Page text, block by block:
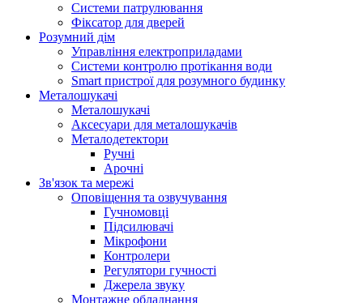
Системи патрулювання
Фіксатор для дверей
Розумний дім
Управління електроприладами
Системи контролю протікання води
Smart пристрої для розумного будинку
Металошукачі
Металошукачі
Аксесуари для металошукачів
Металодетектори
Ручні
Арочні
Зв'язок та мережі
Оповіщення та озвучування
Гучномовці
Підсилювачі
Мікрофони
Контролери
Регулятори гучності
Джерела звуку
Монтажне обладнання